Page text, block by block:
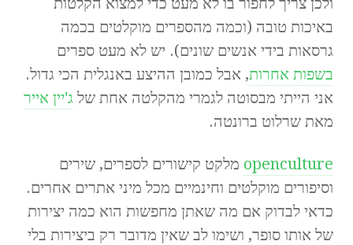
באיכות טובה (וכמה מהספרים מוקלטים בכמה
גרסאות בידי אנשים שונים). יש לא מעט ספרים
בשפות אחרות, אבל כמובן ההיצע באנגלית הכי גדול.
אני הייתי מבסוטה לגמרי מהקלטה אחת של ג'יין אייר
מאת שרלוט ברונטה.
openculture מלקט קישורים לספרים, שירים
וסיפורים מוקלטים וחינמיים מכל מיני אתרים אחרים.
כדאי לבדוק אם מה שאתן מחפשות הוא כמה יצירות
של אותו סופר, ושימו לב שאין מדובר רק ביצירות בלי